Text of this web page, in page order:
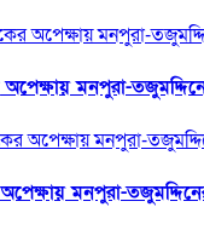
অপেক্ষায় মনপুরা-
অপেক্ষায় মনপুরা-